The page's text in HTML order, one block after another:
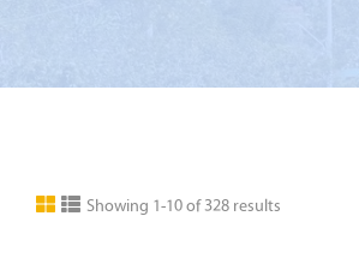
Showing 1-10 of 328 results